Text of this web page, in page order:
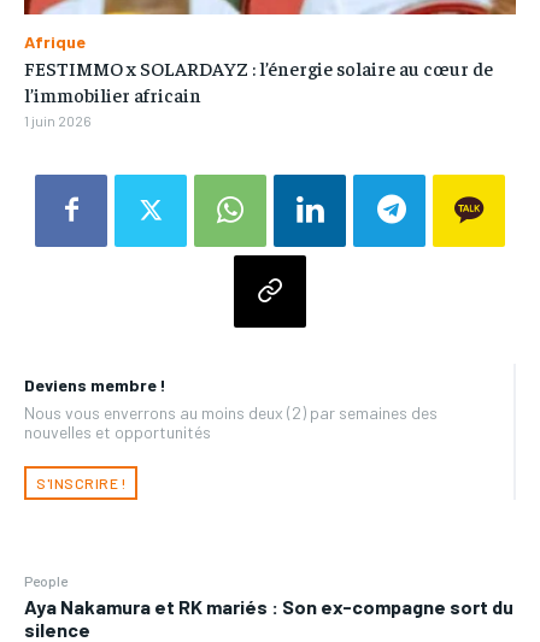
Deviens membre !
Nous vous enverrons au moins deux (2) par semaines des
nouvelles et opportunités
S'INSCRIRE !
People
Aya Nakamura et RK mariés : Son ex-compagne sort du
silence
Afrique
FESTIMMO x SOLARDAYZ : l’énergie solaire au cœur de
l’immobilier africain
1 juin 2026